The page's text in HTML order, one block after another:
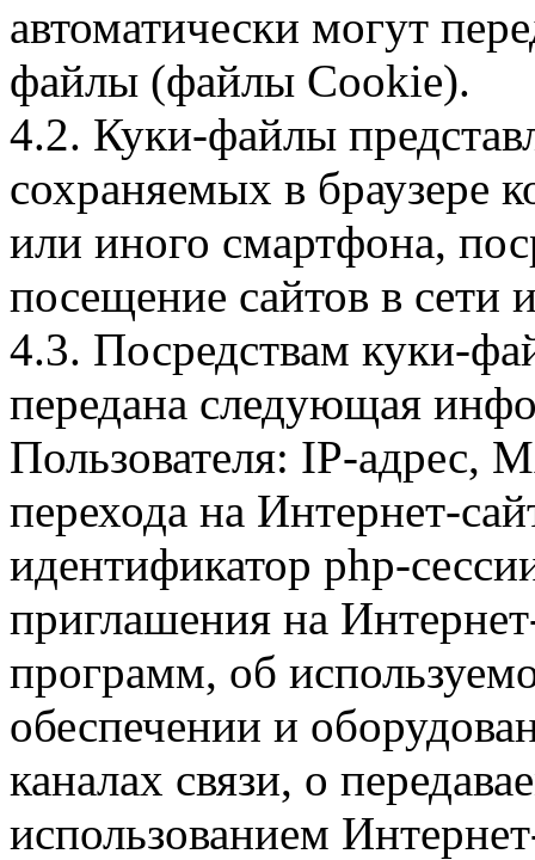
автоматически могут
файлы (файлы Cookie).
4.2. Куки-файлы
сохраняемых в браузере
или иного смартфона,
посещение сайтов в сети
4.3. Посредствам куки-
передана следующая
Пользователя: IP-адрес,
перехода на Интернет-
идентификатор php-
приглашения на
программ, об
обеспечении и
каналах связи, о
использованием